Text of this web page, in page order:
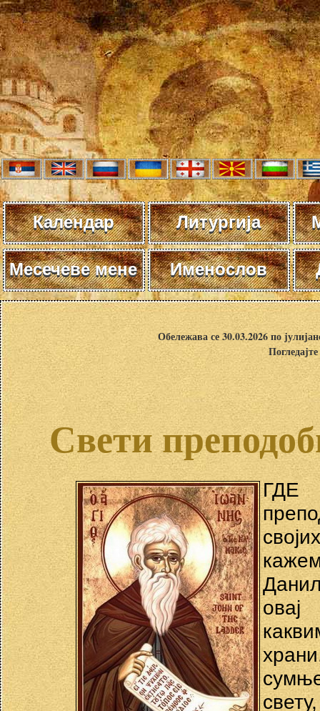
Календар Литургија
Месечеве мене Именослов
Обележава се 30.03.2026 по
Свети
ГДЕ